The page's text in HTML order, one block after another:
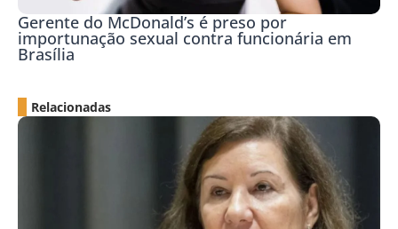
Gerente do McDonald’s é preso por
importunação sexual contra funcionária em
Brasília
Relacionadas